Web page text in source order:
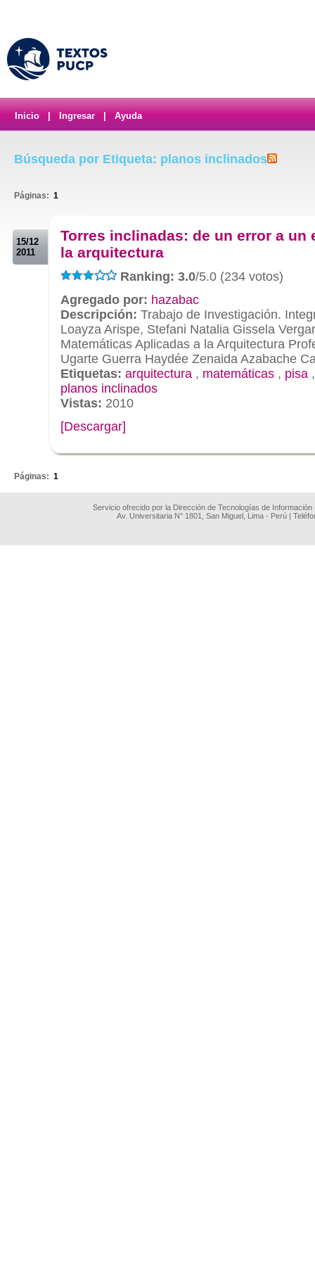
Inicio Ingresar Ayuda
Búsqueda por Etiqueta: planos inclinados
Páginas: 1
15/12
2011
Torres inclinadas: de un error a un
la arquitectura
Ranking: 3.0/5.0 (234 votos)
Agregado por: hazabac
Descripción: Trabajo de Investigación.
Loayza Arispe, Stefani Natalia Gissela
Matemáticas Aplicadas a la Arquitectura
Ugarte Guerra Haydée Zenaida Azabache
Etiquetas: arquitectura , matemáticas , pisa
planos inclinados
Vistas: 2010
[Descargar]
Páginas: 1
Servicio ofrecido por la Dirección de Tecnologías de
Av. Universitaria N° 1801, San Miguel, Lima - Perú |